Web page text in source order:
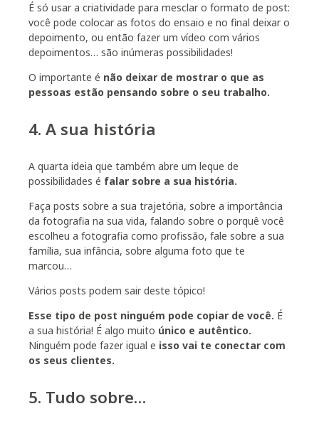
É só usar a criatividade para mesclar o formato de post:
você pode colocar as fotos do ensaio e no final deixar o
depoimento, ou então fazer um vídeo com vários
depoimentos… são inúmeras possibilidades!
O importante é não deixar de mostrar o que as
pessoas estão pensando sobre o seu trabalho.
4. A sua história
A quarta ideia que também abre um leque de
possibilidades é falar sobre a sua história.
Faça posts sobre a sua trajetória, sobre a importância
da fotografia na sua vida, falando sobre o porquê você
escolheu a fotografia como profissão, fale sobre a sua
família, sua infância, sobre alguma foto que te
marcou…
Vários posts podem sair deste tópico!
Esse tipo de post ninguém pode copiar de você. É
a sua história! É algo muito único e autêntico.
Ninguém pode fazer igual e isso vai te conectar com
os seus clientes.
5. Tudo sobre…